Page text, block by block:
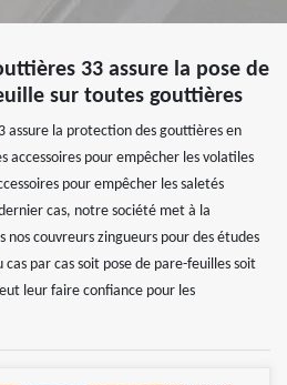
33 assure la pose de
sur toutes gouttières
assure la protection des gouttières en
accessoires pour empêcher les volatiles
pour empêcher les saletés
cas, notre société met à la
couvreurs zingueurs pour des études
par cas soit pose de pare-feuilles soit
leur faire confiance pour les